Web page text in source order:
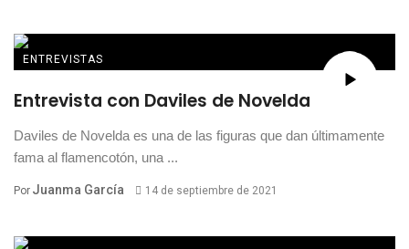
ENTREVISTAS
Entrevista con Daviles de Novelda
Daviles de Novelda es una de las figuras que dan últimamente
fama al flamencotón, una ...
Por Juanma García 14 de septiembre de 2021